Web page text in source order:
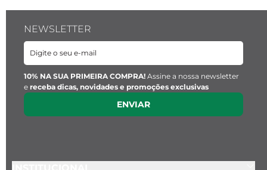
NEWSLETTER
10% NA SUA PRIMEIRA COMPRA! Assine a nossa newsletter
e receba dicas, novidades e promoções exclusivas
ENVIAR